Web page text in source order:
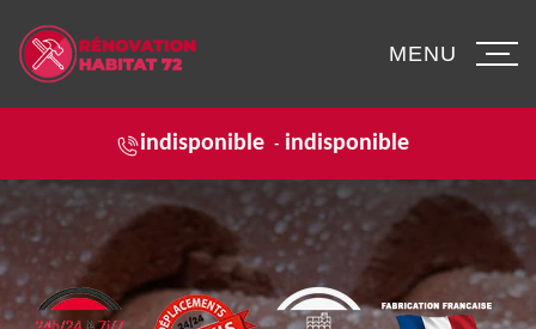
indisponible - indisponible
MENU